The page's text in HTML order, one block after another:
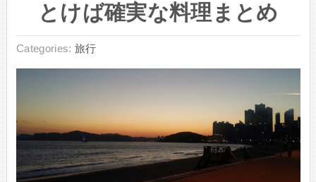
とけば確実な料理まとめ
Categories: 旅行